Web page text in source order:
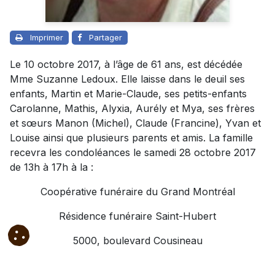
Imprimer Partager
Le 10 octobre 2017, à l’âge de 61 ans, est décédée
Mme Suzanne Ledoux. Elle laisse dans le deuil ses
enfants, Martin et Marie-Claude, ses petits-enfants
Carolanne, Mathis, Alyxia, Aurély et Mya, ses frères
et sœurs Manon (Michel), Claude (Francine), Yvan et
Louise ainsi que plusieurs parents et amis. La famille
recevra les condoléances le samedi 28 octobre 2017
de 13h à 17h à la :
Coopérative funéraire du Grand Montréal
Résidence funéraire Saint-Hubert
5000, boulevard Cousineau